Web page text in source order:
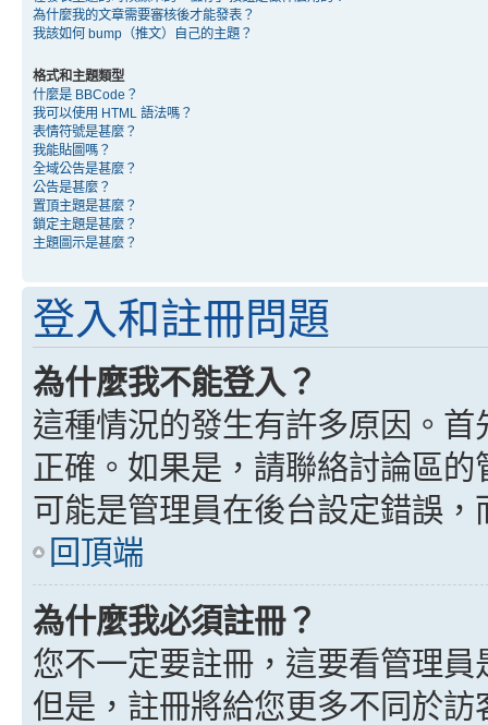
為什麼我的文章需要審核後才能發表？
我該如何 bump（推文）自己的主題？
格式和主題類型
什麼是 BBCode？
我可以使用 HTML 語法嗎？
表情符號是甚麼？
我能貼圖嗎？
全域公告是甚麼？
公告是甚麼？
置頂主題是甚麼？
鎖定主題是甚麼？
主題圖示是甚麼？
登入和註冊問題
為什麼我不能登入？
這種情況的發生有許多原因。
正確。如果是，請聯絡討論區
可能是管理員在後台設定錯誤
回頂端
為什麼我必須註冊？
您不一定要註冊，這要看管理
但是，註冊將給您更多不同於